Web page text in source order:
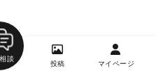
談
投稿 マイページ